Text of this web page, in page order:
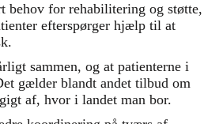
behov for rehabilitering og støtte,
efterspørger hjælp til at
sammen, og at patienterne i
gælder blandt andet tilbud om
af, hvor i landet man bor.